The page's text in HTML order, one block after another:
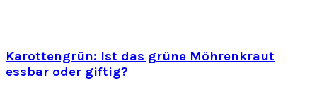
Karottengrün: Ist das grüne Möhrenkraut
essbar oder giftig?